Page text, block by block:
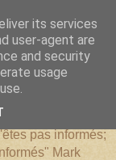
pas informés;
Mark
its services
user-agent are
and security
usage